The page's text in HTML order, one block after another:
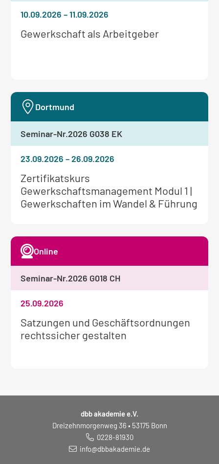
Weitere
Gewerkschaft als Arbeitgeber
10.09.2026–11.09.2026
Weitere
Informationen
zum
Zertifikatskurs
Gewerkschaftsmanagement Modul 1 |
Gewerkschaften im Wandel & Führung
23.09.2026–26.09.2026
Dortmund
Seminar-Nr.2026 G038 EK
Weitere
Informationen
Satzungen und Geschäftsordnungen
rechtssicher gestalten
25.09.2026
Online
Seminar-Nr.2026 G018 CH
dbb akademie e.V.
Dreizehnmorgenweg 36 • 53175 Bonn
0228-81930
info@dbbakademie.de